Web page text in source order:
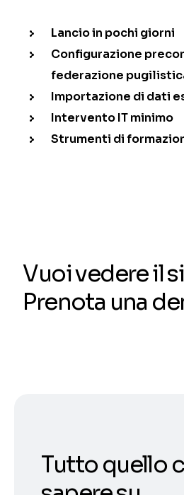
Lancio in pochi giorni
Configurazione
federazione
Importazione di dati
Intervento IT minimo
Strumenti di
Vuoi vedere il
Prenota una
Tutto quello